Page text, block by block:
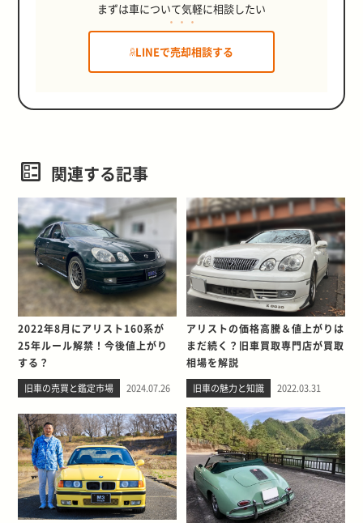
まずは車について気軽に相談したい
LINEで売却相談する
関連する記事
2022年8月にアリスト160系が
25年ルール解禁！今後値上がり
する？
旧車の売買と鑑定市場 2024.07.26
アリストの価格高騰＆値上がりは
まだ続く？旧車買取専門店が買取
相場を解説
旧車の魅力と知識 2022.03.31